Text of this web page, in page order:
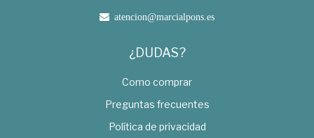
atencion@marcialpons.es
¿DUDAS?
Como comprar
Preguntas frecuentes
Política de privacidad